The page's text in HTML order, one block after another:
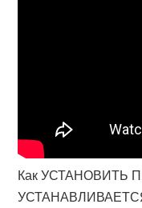
Как УСТАНОВИТЬ